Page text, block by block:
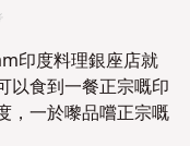
印度料理銀座店就
以食到一餐正宗嘅印
，一於嚟品嚐正宗嘅